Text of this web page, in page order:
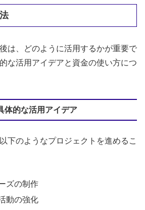
は、どのように活用するかが重要で
な活用アイデアと資金の使い方につ
体的な活用アイデア
下のようなプロジェクトを進めるこ
ズの制作
動の強化